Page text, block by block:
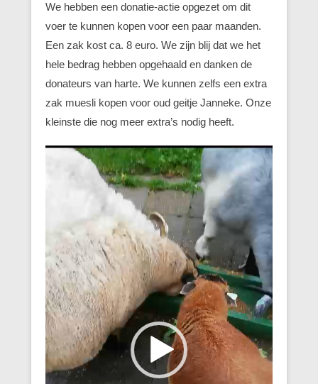
We hebben een donatie-actie opgezet om dit
voer te kunnen kopen voor een paar maanden.
Een zak kost ca. 8 euro. We zijn blij dat we het
hele bedrag hebben opgehaald en danken de
donateurs van harte. We kunnen zelfs een extra
zak muesli kopen voor oud geitje Janneke. Onze
kleinste die nog meer extra’s nodig heeft.
Videospeler